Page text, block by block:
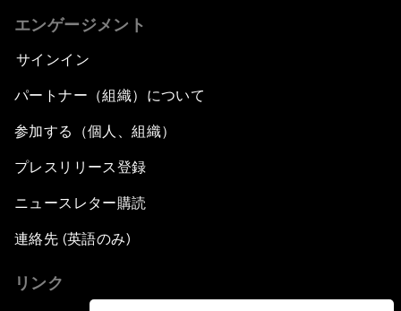
エンゲージメント
サインイン
パートナー（組織）について
参加する（個人、組織）
プレスリリース登録
ニュースレター購読
連絡先 (英語のみ)
リンク